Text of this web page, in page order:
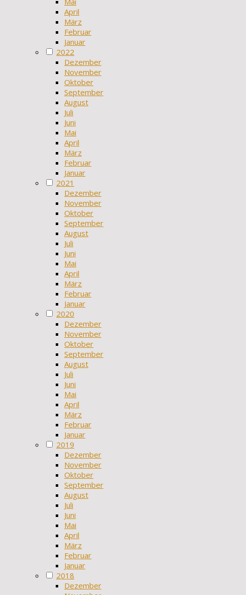
April
März
Februar
Januar
2022
Dezember
November
Oktober
September
August
Juli
Juni
Mai
April
März
Februar
Januar
2021
Dezember
November
Oktober
September
August
Juli
Juni
Mai
April
März
Februar
Januar
2020
Dezember
November
Oktober
September
August
Juli
Juni
Mai
April
März
Februar
Januar
2019
Dezember
November
Oktober
September
August
Juli
Juni
Mai
April
März
Februar
Januar
2018
Dezember